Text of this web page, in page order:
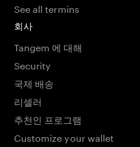
See all termins
회사
Tangem 에 대해
Security
국제 배송
리셀러
추천인 프로그램
Customize your wallet